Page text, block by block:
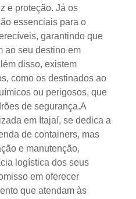
e proteção. Já os
essenciais para o
garantindo que
ao seu destino em
disso, existem
como os destinados ao
ou perigosos, que
de segurança.A
em Itajaí, se dedica a
de containers, mas
e manutenção,
logística dos seus
em oferecer
que atendam às